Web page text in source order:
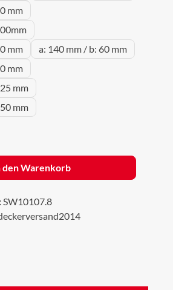
mm
mm
a: 140 mm / b: 60 mm
mm
mm
mm
Gib den gewünschten
den Warenkorb
SW10107.8